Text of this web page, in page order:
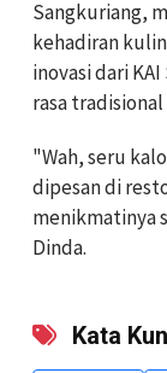
Sangkuriang,
kehadiran
inovasi dari
rasa
"Wah, seru
dipesan di
menikmatinya
Dinda.
Kata